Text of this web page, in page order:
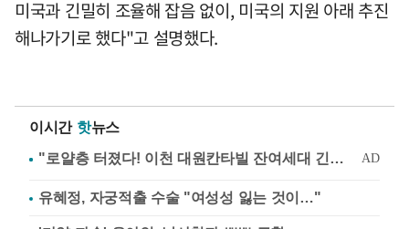
미국과 긴밀히 조율해 잡음 없이, 미국의 지원 아래 추진
해나가기로 했다"고 설명했다.
이시간 핫뉴스
유혜정, 자궁적출 수술 "여성성 잃는 것이…"